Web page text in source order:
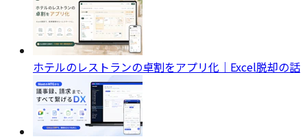
ホテルのレストランの卓割をアプリ化｜Excel脱却の話